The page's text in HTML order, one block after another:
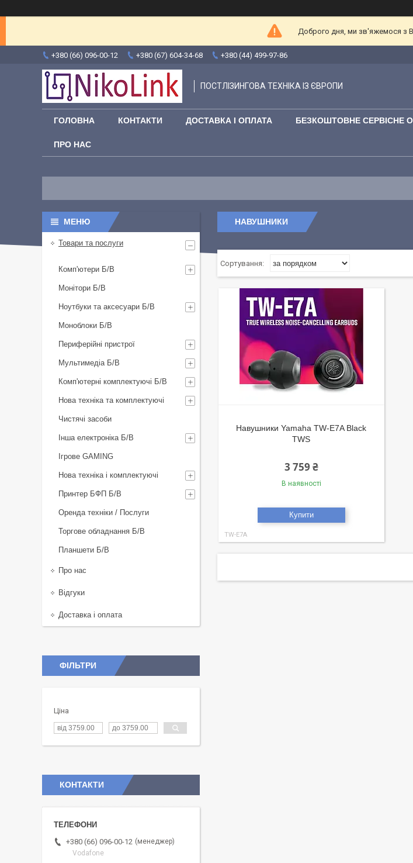
Доброго дня, ми зв'яжемося з
+380 (66) 096-00-12 +380 (67) 604-34-68 +380 (44) 499-97-86
ПОСТЛІЗИНГОВА ТЕХНІКА ІЗ ЄВРОПИ
ГОЛОВНА КОНТАКТИ ДОСТАВКА І ОПЛАТА БЕЗКОШТОВНЕ СЕРВІСНЕ
ПРО НАС
НАВУШНИКИ
Навушники Yamaha TW-E7A Black
TWS
3 759 ₴
В наявності
Купити
TW-E7A
Товари та послуги
Комп'ютери Б/В
Монітори Б/В
Ноутбуки та аксесуари Б/В
Моноблоки Б/В
Периферійні пристрої
Мультимедіа Б/В
Комп'ютерні комплектуючі Б/В
Нова техніка та комплектуючі
Чистячі засоби
Інша електроніка Б/В
Ігрове GAMING
Нова техніка і комплектуючі
Принтер БФП Б/В
Оренда техніки / Послуги
Торгове обладнання Б/В
Планшети Б/В
Про нас
Відгуки
Доставка і оплата
ФІЛЬТРИ
Ціна
КОНТАКТИ
+380 (66) 096-00-12
менеджер
Vodafone